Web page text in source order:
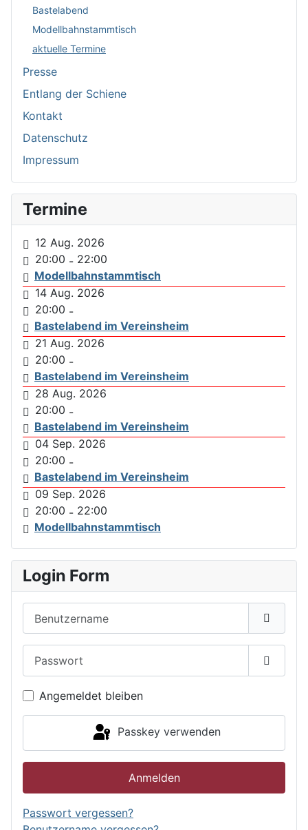
Bastelabend
Modellbahnstammtisch
aktuelle Termine
Presse
Entlang der Schiene
Kontakt
Datenschutz
Impressum
Termine
12 Aug. 2026
20:00 - 22:00
Modellbahnstammtisch
14 Aug. 2026
20:00 -
Bastelabend im Vereinsheim
21 Aug. 2026
20:00 -
Bastelabend im Vereinsheim
28 Aug. 2026
20:00 -
Bastelabend im Vereinsheim
04 Sep. 2026
20:00 -
Bastelabend im Vereinsheim
09 Sep. 2026
20:00 - 22:00
Modellbahnstammtisch
Login Form
Angemeldet bleiben
Passkey verwenden
Anmelden
Passwort vergessen?